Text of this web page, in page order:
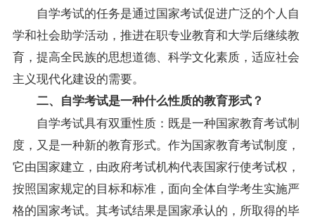
自学考试的任务是通过国家考试促进广泛的个人自
学和社会助学活动，推进在职专业教育和大学后继续教
育，提高全民族的思想道德、科学文化素质，适应社会
主义现代化建设的需要。
二、自学考试是一种什么性质的教育形式？
自学考试具有双重性质：既是一种国家教育考试制
度，又是一种新的教育形式。作为国家教育考试制度，
它由国家建立，由政府考试机构代表国家行使考试权，
按照国家规定的目标和标准，面向全体自学考生实施严
格的国家考试。其考试结果是国家承认的，所取得的毕